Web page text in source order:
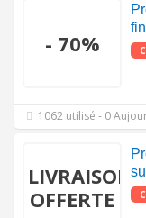
- 70%
1062 utilisé - 0
LIVRAISON
OFFERTE